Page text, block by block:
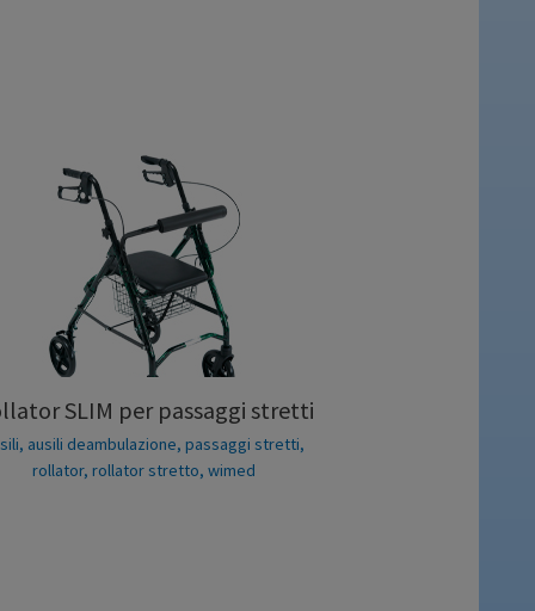
SLIM per passaggi stretti
, ausili deambulazione,passaggi stretti,
rollator,rollator stretto,wimed